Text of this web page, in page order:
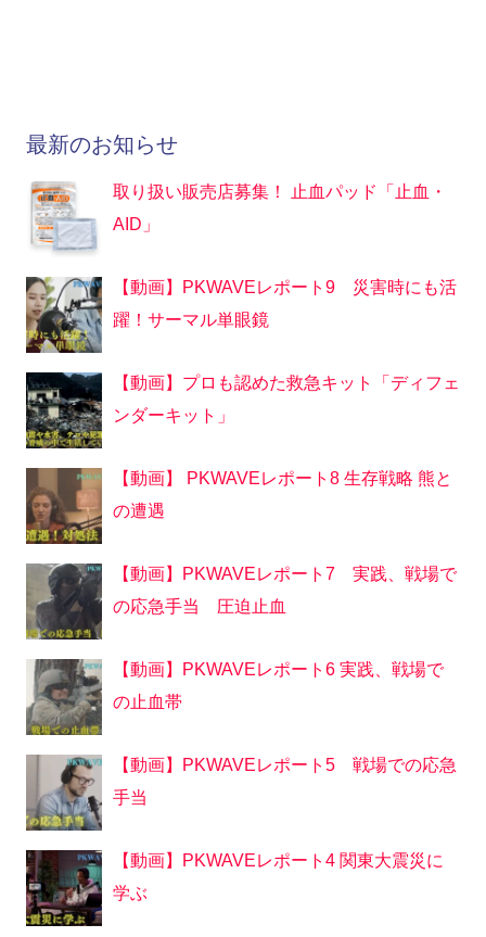
最新のお知らせ
取り扱い販売店募集！ 止血パッド「止血・
AID」
【動画】PKWAVEレポート9 災害時にも活
躍！サーマル単眼鏡
【動画】プロも認めた救急キット「ディフェ
ンダーキット」
【動画】 PKWAVEレポート8 生存戦略 熊と
の遭遇
【動画】PKWAVEレポート7 実践、戦場で
の応急手当 圧迫止血
【動画】PKWAVEレポート6 実践、戦場で
の止血帯
【動画】PKWAVEレポート5 戦場での応急
手当
【動画】PKWAVEレポート4 関東大震災に
学ぶ